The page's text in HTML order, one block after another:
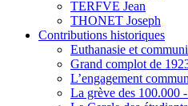
TERFVE Jean
THONET Joseph
Contributions historiques
Euthanasie et
Grand complot de
L’engagement
La grève des 100.000